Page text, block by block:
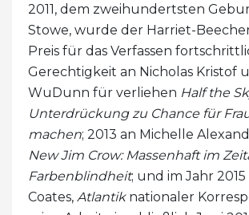
2011, dem zweihundertsten
Stowe, wurde der Harriet-
Preis für das Verfassen
Gerechtigkeit an Nicholas Kristof
WuDunn für verliehen Half the
Unterdrückung zu Chance für
machen; 2013 an Michelle
New Jim Crow: Massenhaft im
Farbenblindheit; und im Jahr
Coates, Atlantiknationaler